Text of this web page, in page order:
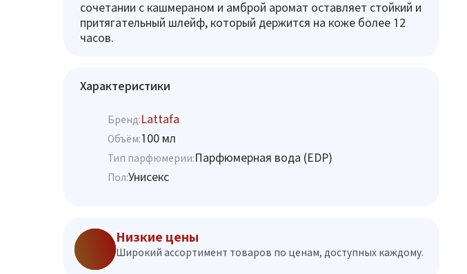
сочетании с кашмераном и амброй аромат оставляет стойкий и
притягательный шлейф, который держится на коже более 12
часов.
Характеристики
Бренд:Lattafa
Объём:100 мл
Тип парфюмерии:Парфюмерная вода (EDP)
Пол:Унисекс
Низкие цены
Широкий ассортимент товаров по ценам, доступных каждому.